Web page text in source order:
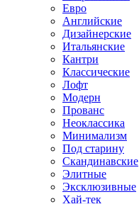
Евро
Английские
Дизайнерские
Итальянские
Кантри
Классические
Лофт
Модерн
Прованс
Неоклассика
Минимализм
Под старину
Скандинавские
Элитные
Эксклюзивные
Хай-тек